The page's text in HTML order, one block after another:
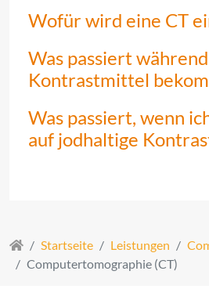
Wofür wird eine CT
Was passiert
Kontrastmittel
Was passiert, wenn
auf jodhaltige
Startseite Leistungen
Computertomographie (CT)